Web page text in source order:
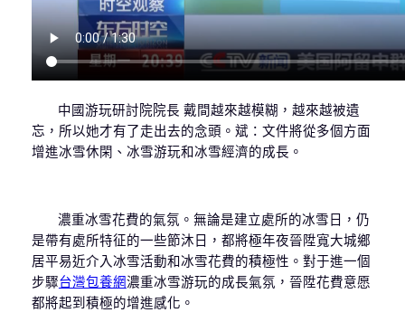
中國游玩研討院院長 戴間越來越模糊，越來越被遺
忘，所以她才有了走出去的念頭。斌：文件將從多個方面
增進冰雪休閑、冰雪游玩和冰雪經濟的成長。
濃重冰雪花費的氣氛。無論是建立處所的冰雪日，仍
是帶有處所特征的一些節沐日，都將極年夜晉陞寬大城鄉
居平易近介入冰雪活動和冰雪花費的積極性。對于進一個
步驟台灣包養網濃重冰雪游玩的成長氣氛，晉陞花費意愿
都將起到積極的增進感化。